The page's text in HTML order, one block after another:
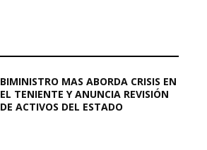
BIMINISTRO MAS ABORDA CRISIS EN
EL TENIENTE Y ANUNCIA REVISIÓN
DE ACTIVOS DEL ESTADO